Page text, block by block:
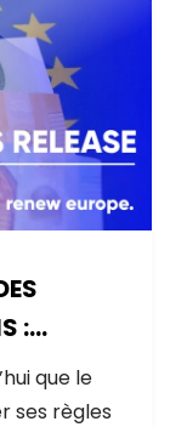
:
que le
ses règles